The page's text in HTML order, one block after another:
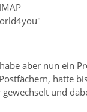
aber nun ein
hatte
und